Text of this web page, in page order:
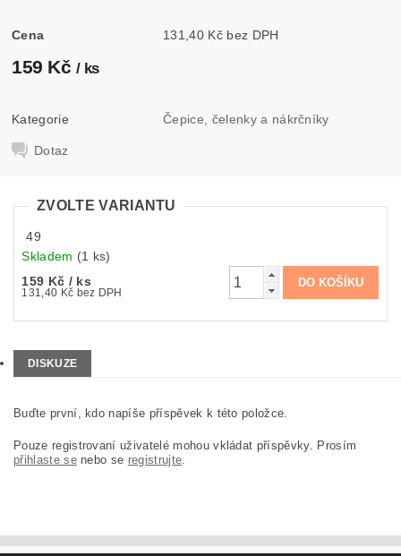
Cena 131,40 Kč bez DPH
159 Kč / ks
Kategorie Čepice, čelenky a nákrčníky
Dotaz
ZVOLTE VARIANTU
49
Skladem (1 ks)
159 Kč / ks
131,40 Kč bez DPH
DISKUZE
Buďte první, kdo napíše příspěvek k této položce.
Pouze registrovaní uživatelé mohou vkládat příspěvky. Prosím
přihlaste senebo se registrujte